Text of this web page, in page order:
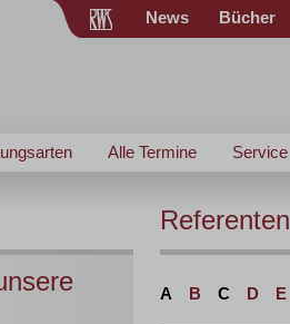
News Bücher
Alle Termine Service
Referenten
A B C D E